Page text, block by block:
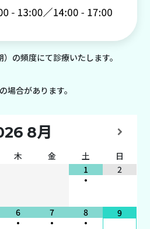
の頻度にて診療いたします。
合があります。
8月
木 金 土
日
1
•
2
6
•
7
•
8
•
9